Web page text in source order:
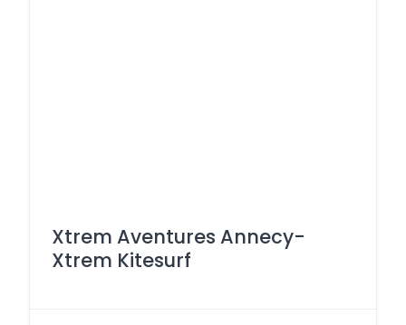
Xtrem Aventures Annecy-
Xtrem Kitesurf